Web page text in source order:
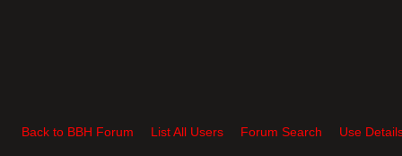
Back to BBH Forum List All Users Forum Search Use